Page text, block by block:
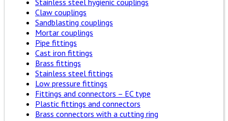
Stainless steel hygienic couplings
Claw couplings
Sandblasting couplings
Mortar couplings
Pipe fittings
Cast iron fittings
Brass fittings
Stainless steel fittings
Low pressure fittings
Fittings and connectors – EC type
Plastic fittings and connectors
Brass connectors with a cutting ring